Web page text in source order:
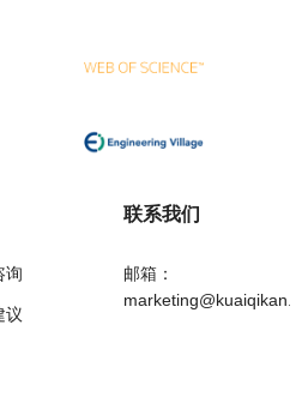
询
议
联系我们
邮箱：